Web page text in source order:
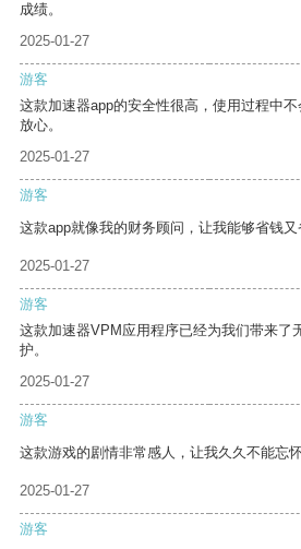
成绩。
2025-01-27
游客
这款加速器app的安全性很高，使用过程中
放心。
2025-01-27
游客
这款app就像我的财务顾问，让我能够省钱又
2025-01-27
游客
这款加速器VPM应用程序已经为我们带来了
护。
2025-01-27
游客
这款游戏的剧情非常感人，让我久久不能忘怀
2025-01-27
游客